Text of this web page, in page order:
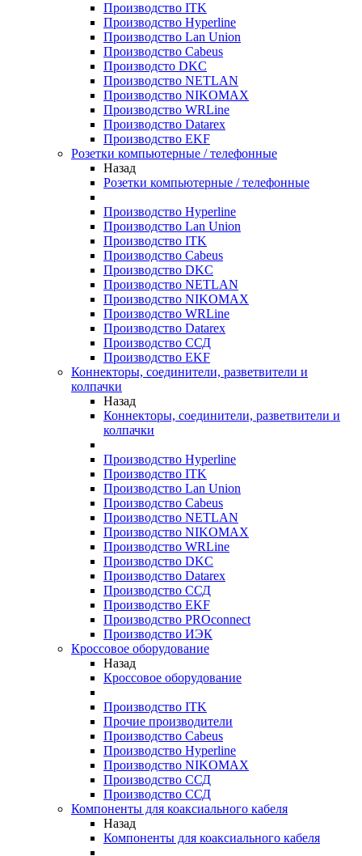
Производство ITK
Производство Hyperline
Производство Lan Union
Производство Cabeus
Производсто DKC
Производство NETLAN
Производство NIKOMAX
Производство WRLine
Производство Datarex
Производство EKF
Розетки компьютерные / телефонные
Назад
Розетки компьютерные / телефонные
Производство Hyperline
Производство Lan Union
Производство ITK
Производство Cabeus
Производство DKC
Производство NETLAN
Производство NIKOMAX
Производство WRLine
Производство Datarex
Производство ССД
Производство EKF
Коннекторы, соединители, разветвители и
колпачки
Назад
Коннекторы, соединители, разветвители и
колпачки
Производство Hyperline
Производство ITK
Производство Lan Union
Производство Cabeus
Производство NETLAN
Производство NIKOMAX
Производство WRLine
Производство DKC
Производство Datarex
Производство ССД
Производство EKF
Производство PROconnect
Производство ИЭК
Кроссовое оборудование
Назад
Кроссовое оборудование
Производство ITK
Прочие производители
Производство Cabeus
Производство Hyperline
Производство NIKOMAX
Производство ССД
Производство ССД
Компоненты для коаксиального кабеля
Назад
Компоненты для коаксиального кабеля